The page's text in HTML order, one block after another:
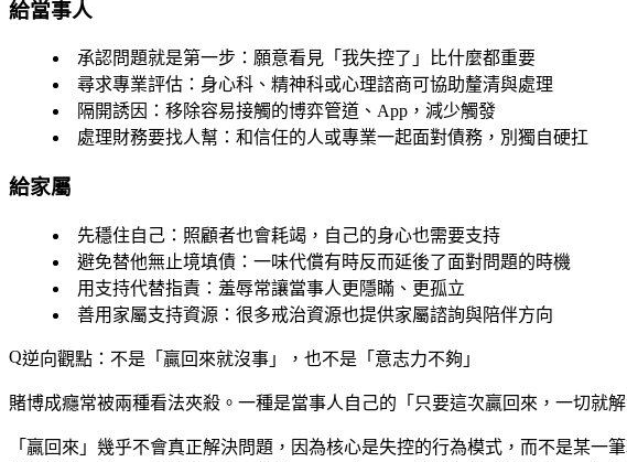
給當事人
承認問題就是第一步 ：願意看見「我失控了」比什麼都重要
尋求專業評估 ：身心科、精神科或心理諮商可協助釐清與處理
隔開誘因 ：移除容易接觸的博弈管道、App，減少觸發
處理財務要找人幫 ：和信任的人或專業一起面對債務，別獨自硬扛
給家屬
先穩住自己 ：照顧者也會耗竭，自己的身心也需要支持
避免替他無止境填債 ：一味代償有時反而延後了面對問題的時機
用支持代替指責 ：羞辱常讓當事人更隱瞞、更孤立
善用家屬支持資源 ：很多戒治資源也提供家屬諮詢與陪伴方向
逆向觀點：不是「贏回來就沒事」，也不是「意志力不夠」
賭博成癮常被兩種看法夾殺。一種是當事人自己的「只要這次贏回來，一切就
「贏回來」幾乎不會真正解決問題，因為核心是失控的行為模式，而不是某